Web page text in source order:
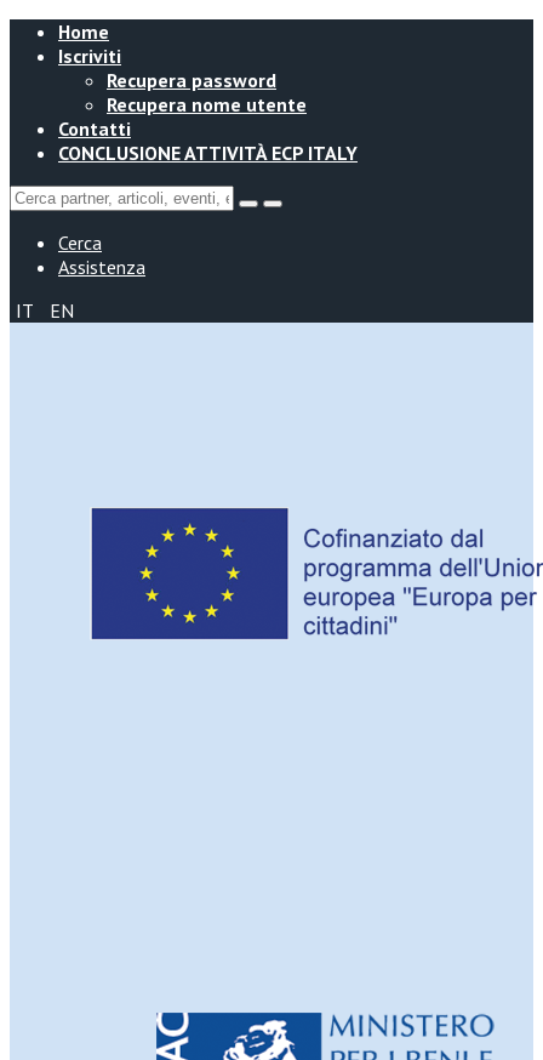
Home
Iscriviti
Recupera password
Recupera nome utente
Contatti
CONCLUSIONE ATTIVITÀ ECP ITALY
Cerca
Assistenza
IT
EN